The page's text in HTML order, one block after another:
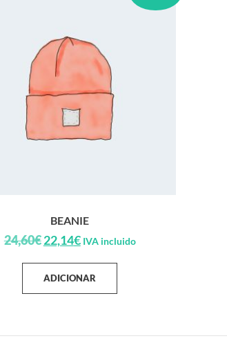
BEANIE
24,60€22,14€ IVA incluido
ADICIONAR